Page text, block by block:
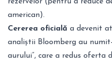
rezervelor (pentru a reduce
american).
Cererea oficială a devenit
analiștii Bloomberg au
aurului”, care a redus oferta